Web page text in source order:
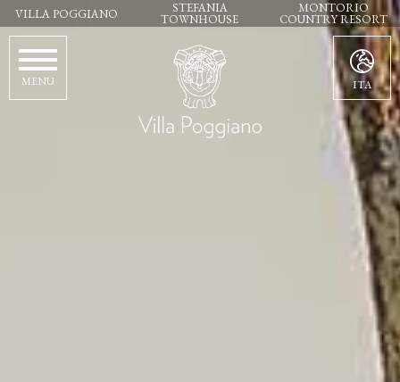
VILLA POGGIANO STEFANIA
TOWNHOUSE
MONTORIO
COUNTRY RESORT
ITA
MENU